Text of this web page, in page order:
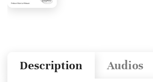
Audios
Description